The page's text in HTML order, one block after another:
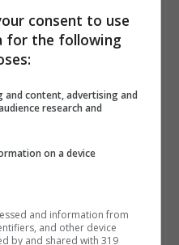
consent to use
for the following
and content, advertising and
research and
on a device
and information from
and other device
by and shared with 319